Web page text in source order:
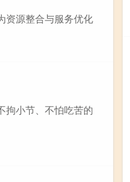
资源整合与服务优化
拘小节、不怕吃苦的